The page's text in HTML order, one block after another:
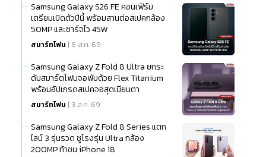
Samsung Galaxy S26 FE คอนเฟิร์ม
เตรียมเปิดตัวปีนี้ พร้อมสานต่อสเปคกล้อง
50MP และชาร์จไว 45W
สมาร์ทโฟน | 6 ส.ค. 69
Samsung Galaxy Z Fold 8 Ultra ยกระ
ดับสมาร์ตโฟนจอพับด้วย Flex Titanium
พร้อมอัปเกรดสเปคจอสุดเนียนตา
สมาร์ทโฟน | 3 ส.ค. 69
Samsung Galaxy Z Fold 8 Series แตก
ไลน์ 3 รุ่นรวด ชูโรงรุ่น Ultra กล้อง
200MP ท้าชน iPhone 18